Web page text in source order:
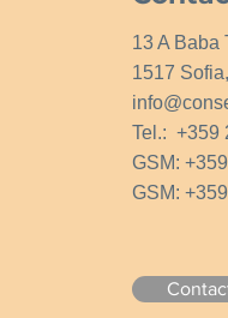
13 A Baba
1517
Tel.: +359
GSM:
GSM: